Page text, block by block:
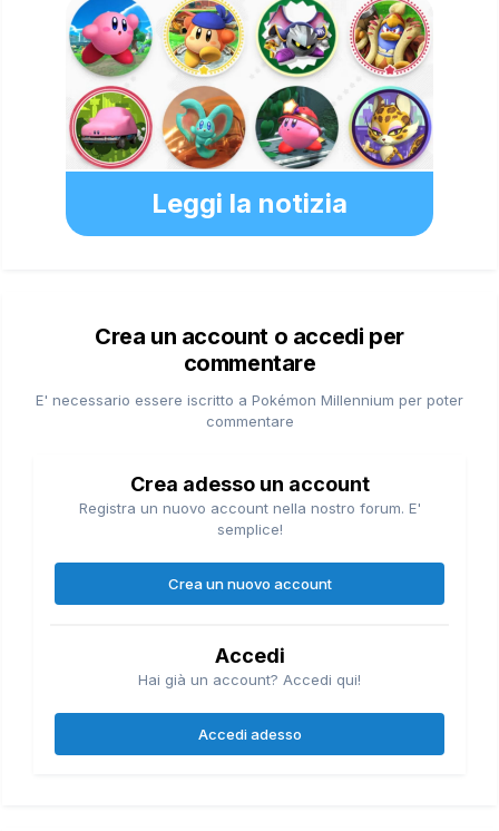
Leggi la notizia
Crea un account o accedi per
commentare
E' necessario essere iscritto a Pokémon Millennium per poter
commentare
Crea adesso un account
Registra un nuovo account nella nostro forum. E'
semplice!
Crea un nuovo account
Accedi
Hai già un account? Accedi qui!
Accedi adesso